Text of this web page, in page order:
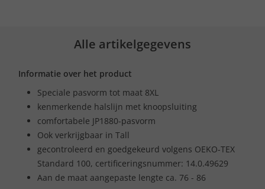
Alle artikelgegevens
Informatie over het product
Speciale pasvorm tot maat 8XL
kenmerkende halslijn met knoopsluiting
comfortabele JP1880-pasvorm
Ook verkrijgbaar in Tall
gecontroleerd en goedgekeurd volgens OEKO-TEX
Standard 100, certificeringsnummer: 14.0.49629
Aan de maat aangepaste lengte ca. 76 - 86